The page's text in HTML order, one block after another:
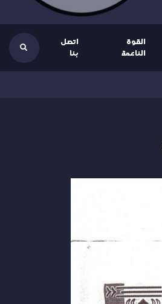
القوة
الناعمة
اتصل
بنا